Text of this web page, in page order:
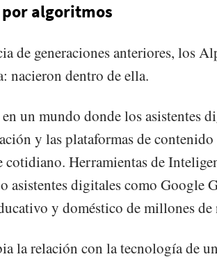
algoritmos
de generaciones anteriores, los
nacieron dentro de ella.
un mundo donde los asistentes
y las plataformas de
cotidiano. Herramientas de
asistentes digitales como Google
y doméstico de millones de
la relación con la tecnología de